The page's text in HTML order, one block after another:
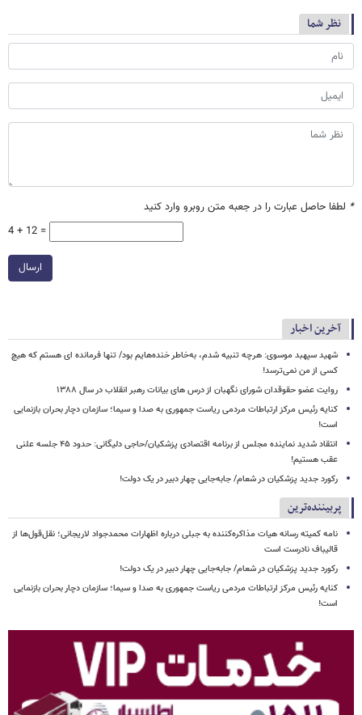
نظر شما
* لطفا حاصل عبارت را در جعبه متن روبرو وارد کنید
4 + 12 =
ارسال
آخرین اخبار
شهید سپهبد موسوی: هرچه تنبیه شدم، به‌خاطر خنده‌هایم بود/ تنها فرمانده ای هستم که هیچ
کسی از من نمی‌ترسد!
روایت عضو حقوقدان شورای نگهبان از درس های بیانات رهبر انقلاب در سال ۱۳۸۸
کنایه رئیس مرکز ارتباطات مردمی ریاست جمهوری به صدا و سیما؛ سازمان دچار بحران بازنمایی
است!
انتقاد شدید نماینده مجلس از برنامه اقتصادی پزشکیان/حاجی دلیگانی: حدود ۴۵ جلسه علنی
عقب هستیم!
رکورد جدید پزشکیان در شعام/ جابه‌جایی چهار دبیر در یک دولت!
پربیننده‌ترین
نامه کمیته رسانه هیات مذاکره‌کننده به جبلی درباره اظهارات محمدجواد لاریجانی؛ نقل‌قول‌ها از
قالیباف نادرست است
رکورد جدید پزشکیان در شعام/ جابه‌جایی چهار دبیر در یک دولت!
کنایه رئیس مرکز ارتباطات مردمی ریاست جمهوری به صدا و سیما؛ سازمان دچار بحران بازنمایی
است!